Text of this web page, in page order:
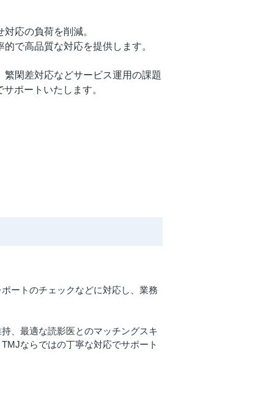
応の負荷を削減。
で高品質な対応を提供します。
閑差対応などサービス運用の課題
ポートいたします。
ートのチェックなどに対応し、業務
、最適な読影医とのマッチングスキ
ならではの丁寧な対応でサポート